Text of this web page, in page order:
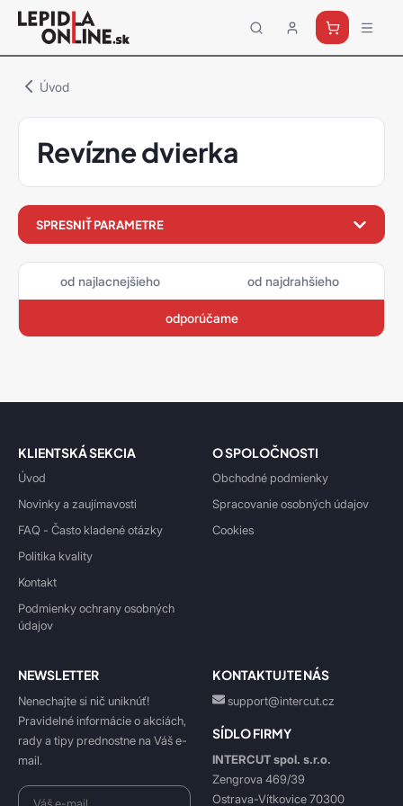
Priemyselné
lepidlá
Loctite
Úvod
Revízne dvierka
filter
produktov
SPRESNIŤ PARAMETRE
odporúčame
od najlacnejšieho od najdrahšieho
KLIENTSKÁ SEKCIA
Úvod
Novinky a zaujímavosti
FAQ - Často kladené otázky
Politika kvality
Kontakt
Podmienky ochrany osobných
údajov
O SPOLOČNOSTI
Obchodné podmienky
Spracovanie osobných údajov
Cookies
NEWSLETTER
Nenechajte si nič uniknúť!
Pravidelné informácie o akciách,
rady a tipy prednostne na Váš e-
mail.
KONTAKTUJTE NÁS
support@intercut.cz
SÍDLO FIRMY
INTERCUT spol. s.r.o.
Zengrova 469/39
Ostrava-Vítkovice 70300